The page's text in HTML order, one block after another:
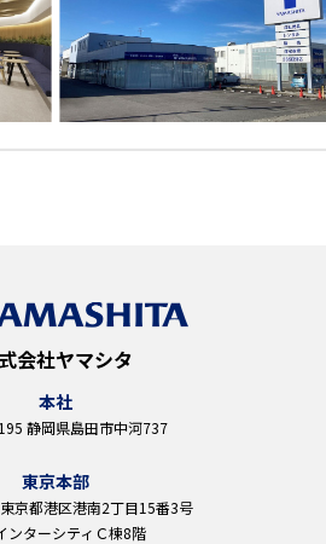
会社ヤマシタ
本社
静岡県島田市中河737
東京本部
京都港区港南2丁目15番3号
ンターシティＣ棟8階